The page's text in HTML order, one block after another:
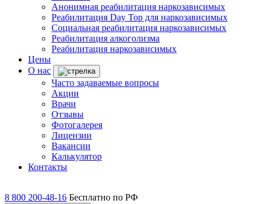
Анонимная реабилитация наркозависимых
Реабилитация Day Top для наркозависимых
Социальная реабилитация наркозависимых
Реабилитация алкоголизма
Реабилитация наркозависимых
Цены
О нас
Часто задаваемые вопросы
Акции
Врачи
Отзывы
Фотогалерея
Лицензии
Вакансии
Калькулятор
Контакты
8 800 200-48-16 Бесплатно по РФ